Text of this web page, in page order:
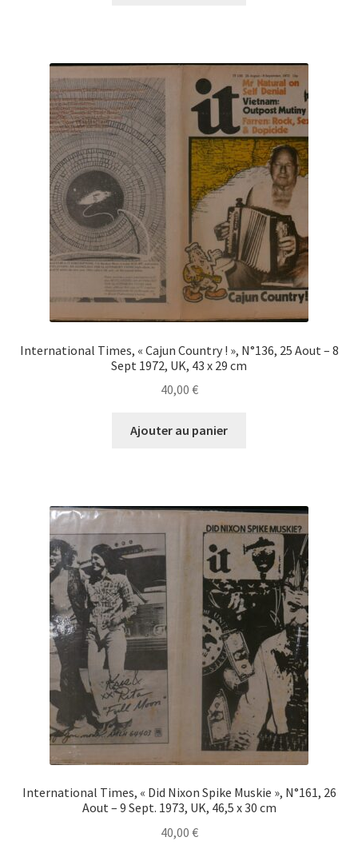
International Times, « Cajun Country ! », N°136, 25 Aout – 8
Sept 1972, UK, 43 x 29 cm
40,00 €
Ajouter au panier
International Times, « Did Nixon Spike Muskie », N°161, 26
Aout – 9 Sept. 1973, UK, 46,5 x 30 cm
40,00 €